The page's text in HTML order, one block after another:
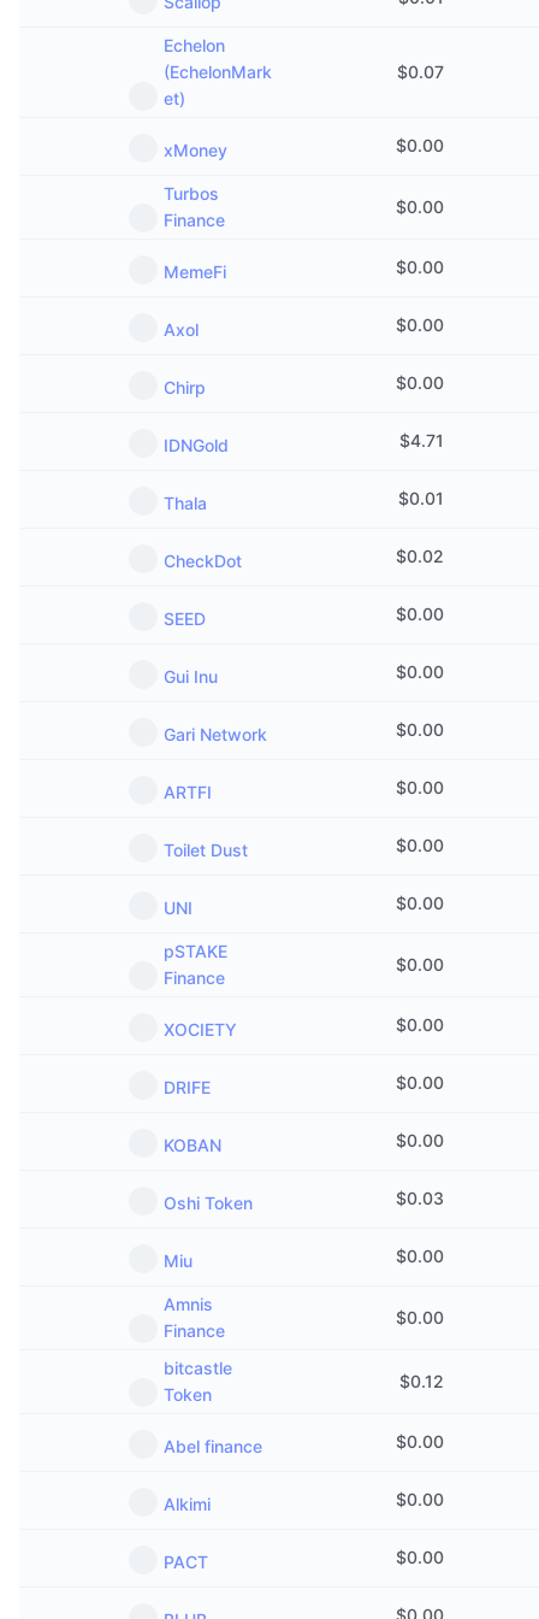
Echelon
(EchelonMark
et)
$0.07
xMoney $0.00
Turbos
Finance
$0.00
MemeFi $0.00
Axol $0.00
Chirp $0.00
IDNGold $4.71
Thala $0.01
CheckDot $0.02
SEED $0.00
Gui Inu $0.00
Gari Network $0.00
ARTFI $0.00
Toilet Dust $0.00
UNI $0.00
pSTAKE
Finance
$0.00
XOCIETY $0.00
DRIFE $0.00
KOBAN $0.00
Oshi Token $0.03
Miu $0.00
Amnis
Finance
$0.00
bitcastle
Token
$0.12
Abel finance $0.00
Alkimi $0.00
PACT $0.00
$0.00